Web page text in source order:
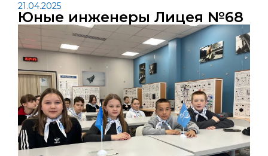
21.04.2025
Юные инженеры Лицея №68